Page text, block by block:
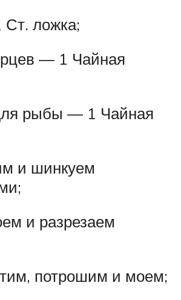
ложка;
— 1 Чайная
рыбы — 1 Чайная
и шинкуем
и разрезаем
потрошим и моем;